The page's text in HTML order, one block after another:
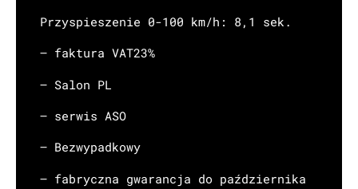
Przyspieszenie 0-100 km/h: 8,1 sek.
– faktura VAT23%
– Salon PL
– serwis ASO
– Bezwypadkowy
– fabryczna gwarancja do października